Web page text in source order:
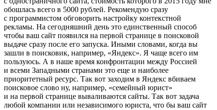
обошлась всего в 5000 рублей. Рекомендую сразу
с программистом обговорить настройку контекстной
рекламы. На сегодняшний день это единственный способ
чтобы ваш сайт появился на первой странице в поисковой
выдаче сразу после его запуска. Иными словами, когда вы
зашли в поисковик, например, «Яндекс». Я чаще всего им
пользуюсь. А в наше время конфронтации между Россией
и всеми Западными странами это еще и наиболее
приоритетный ресурс. Так вот заходим в Яндекс вбиваем
поисковое слово ну, например, «семейный юрист»
и на первой странице вываливаются сайты. Так вот задача
любой компании или независимого юриста, что бы ваш сайт